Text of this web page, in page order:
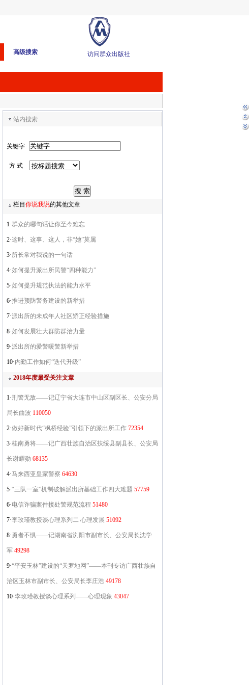
高级搜索 访问群众出版社
站内搜索
关键字
方 式
栏目 你说我说的其他文章
1·群众的哪句话让你至今难忘
2·这时、这事、这人，非“她”莫属
3·所长常对我说的一句话
4·如何提升派出所民警“四种能力”
5·如何提升规范执法的能力水平
6·推进预防警务建设的新举措
7·派出所的未成年人社区矫正经验措施
8·如何发展壮大群防群治力量
9·派出所的爱警暖警新举措
10·内勤工作如何“迭代升级”
2018年度最受关注文章
1·刑警无敌——记辽宁省大连市中山区副区长、公安分局
局长曲波 110050
2·做好新时代“枫桥经验”引领下的派出所工作 72354
3·桂南勇将——记广西壮族自治区扶绥县副县长、公安局
长谢耀勋 68135
4·马来西亚皇家警察 64630
5·“三队一室”机制破解派出所基础工作四大难题 57759
6·电信诈骗案件接处警规范流程 51480
7·李玫瑾教授谈心理系列二 心理发展 51092
8· 勇者不惧——记湖南省浏阳市副市长、公安局长沈学
军 49298
9·“平安玉林”建设的“天罗地网”——本刊专访广西壮族自
治区玉林市副市长、公安局长李庄浩 49178
10·李玫瑾教授谈心理系列——心理现象 43047